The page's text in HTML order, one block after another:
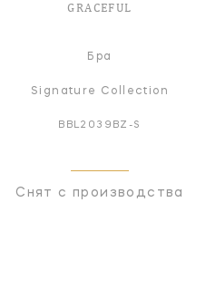
GRACEFUL
Бра
Signature Collection
BBL2039BZ-S
Снят с производства